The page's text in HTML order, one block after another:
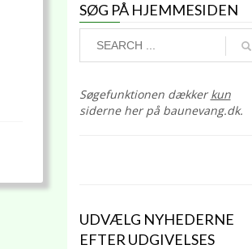
SØG PÅ HJEMMESIDEN
Søgefunktionen dækkerkun
siderne her på baunevang.dk.
UDVÆLG NYHEDERNE
EFTER UDGIVELSES